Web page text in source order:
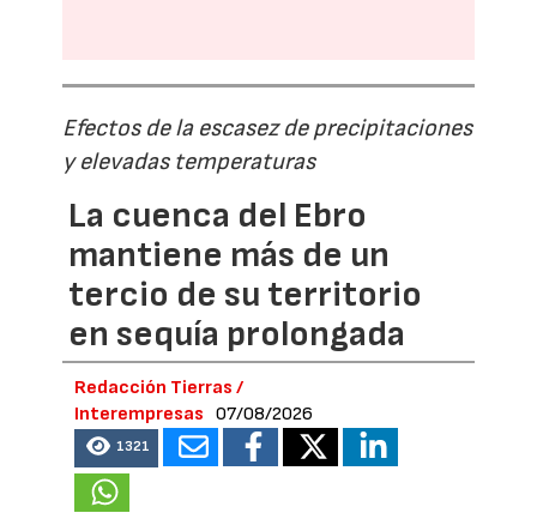
Efectos de la escasez de precipitaciones
y elevadas temperaturas
La cuenca del Ebro
mantiene más de un
tercio de su territorio
en sequía prolongada
Redacción Tierras /
Interempresas
07/08/2026
1321